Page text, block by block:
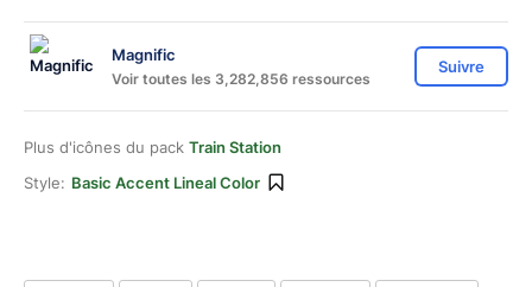
Magnific
Voir toutes les 3,282,856 ressources
Suivre
Plus d'icônes du pack Train Station
Style: Basic Accent Lineal Color